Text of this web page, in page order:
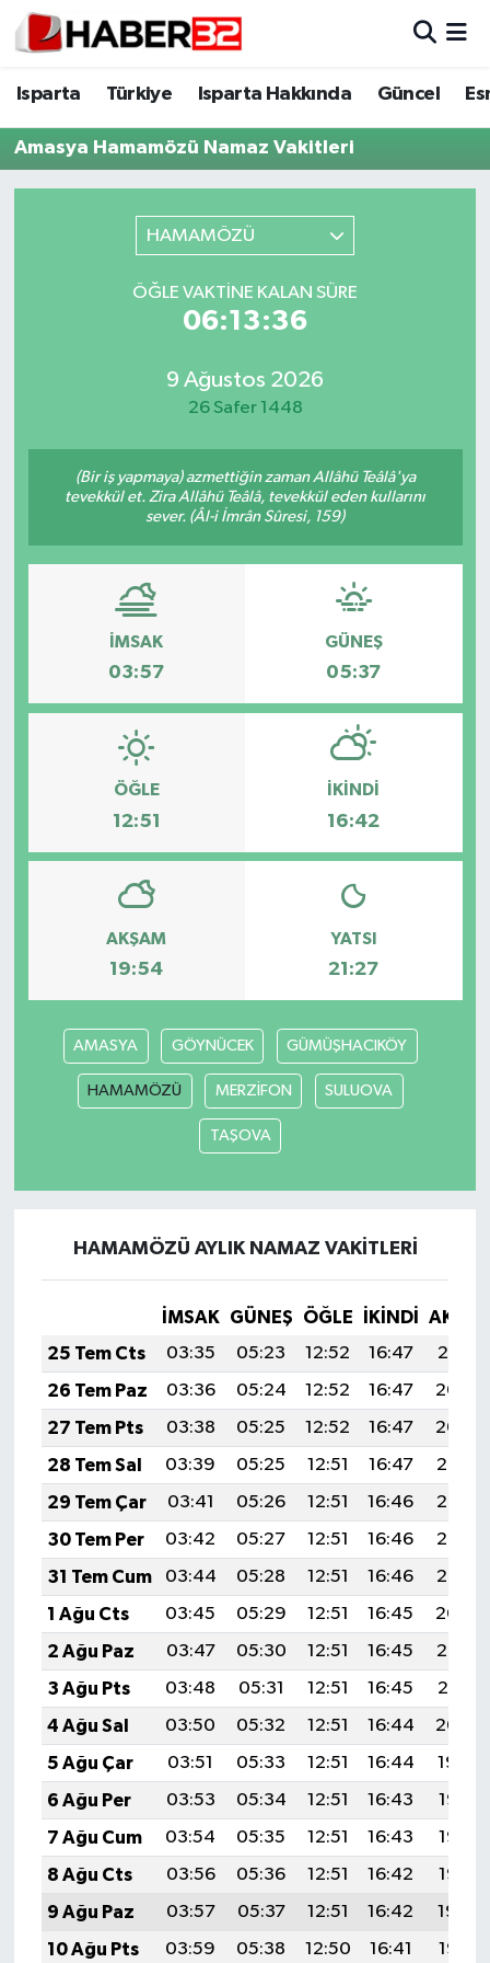
Isparta Türkiye Isparta Hakkında Güncel
Amasya Hamamözü Namaz Vakitleri
HAMAMÖZÜ
ÖĞLE VAKTINE KALAN SÜRE
06:13:36
9 Ağustos 2026
26 Safer 1448
(Bir iş yapmaya) azmettiğin zaman Allâhü Teâlâ'ya
tevekkül et. Zira Allâhü Teâlâ, tevekkül eden kullarını
sever. (Âl-i İmrân Sûresi, 159)
İMSAK
03:57
GÜNEŞ
05:37
ÖĞLE
12:51
İKINDI
16:42
AKŞAM
19:54
YATSI
21:27
AMASYA GÖYNÜCEK GÜMÜŞHACIKÖY
HAMAMÖZÜ MERZİFON SULUOVA
TAŞOVA
HAMAMÖZÜ AYLIK NAMAZ VAKITLERI
İMSAK GÜNEŞ ÖĞLE İKINDI
25 Tem Cts
03:35 05:23 12:52 16:47
20:10
26 Tem Paz
03:36 05:24 12:52 16:47
20:09
27 Tem Pts
03:38 05:25 12:52 16:47
20:09
28 Tem Sal
03:39 05:25 12:51 16:47
20:08
29 Tem Çar
03:41 05:26 12:51 16:46
20:07
30 Tem Per
03:42 05:27 12:51 16:46
20:06
31 Tem Cum
03:44 05:28 12:51 16:46
20:05
1 Ağu Cts
03:45 05:29 12:51 16:45
20:04
2 Ağu Paz
03:47 05:30 12:51 16:45
20:02
3 Ağu Pts
03:48 05:31 12:51 16:45
20:01
4 Ağu Sal
03:50 05:32 12:51 16:44
20:00
5 Ağu Çar
03:51 05:33 12:51 16:44
19:59
6 Ağu Per
03:53 05:34 12:51 16:43
19:58
7 Ağu Cum
03:54 05:35 12:51 16:43
19:57
8 Ağu Cts
03:56 05:36 12:51 16:42
19:55
9 Ağu Paz
03:57 05:37 12:51 16:42
19:54
10 Ağu Pts
03:59 05:38 12:50 16:41 19:53
Isparta
Isparta Hakkında
Esnaf Diyor ki;
BİLİM VE TEKNOLOJİ
Güncel
HABERDE İNSAN
KÜLTÜR SANAT
RESMİ İLANLAR
Tarihi Yapılarımız
Teknoloji
İletişim
Isparta Nöbetçi Eczaneler
Isparta Hava Durumu
Isparta Trafik Yoğunluk Haritası
Süper Lig Puan Durumu ve Fikstür
Tüm Manşetler